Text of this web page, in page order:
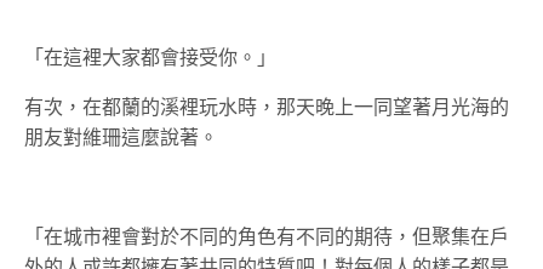
「在這裡大家都會接受你。」
有次，在都蘭的溪裡玩水時，那天晚上一同望著月光海的
朋友對維珊這麼說著。
「在城市裡會對於不同的角色有不同的期待，但聚集在戶